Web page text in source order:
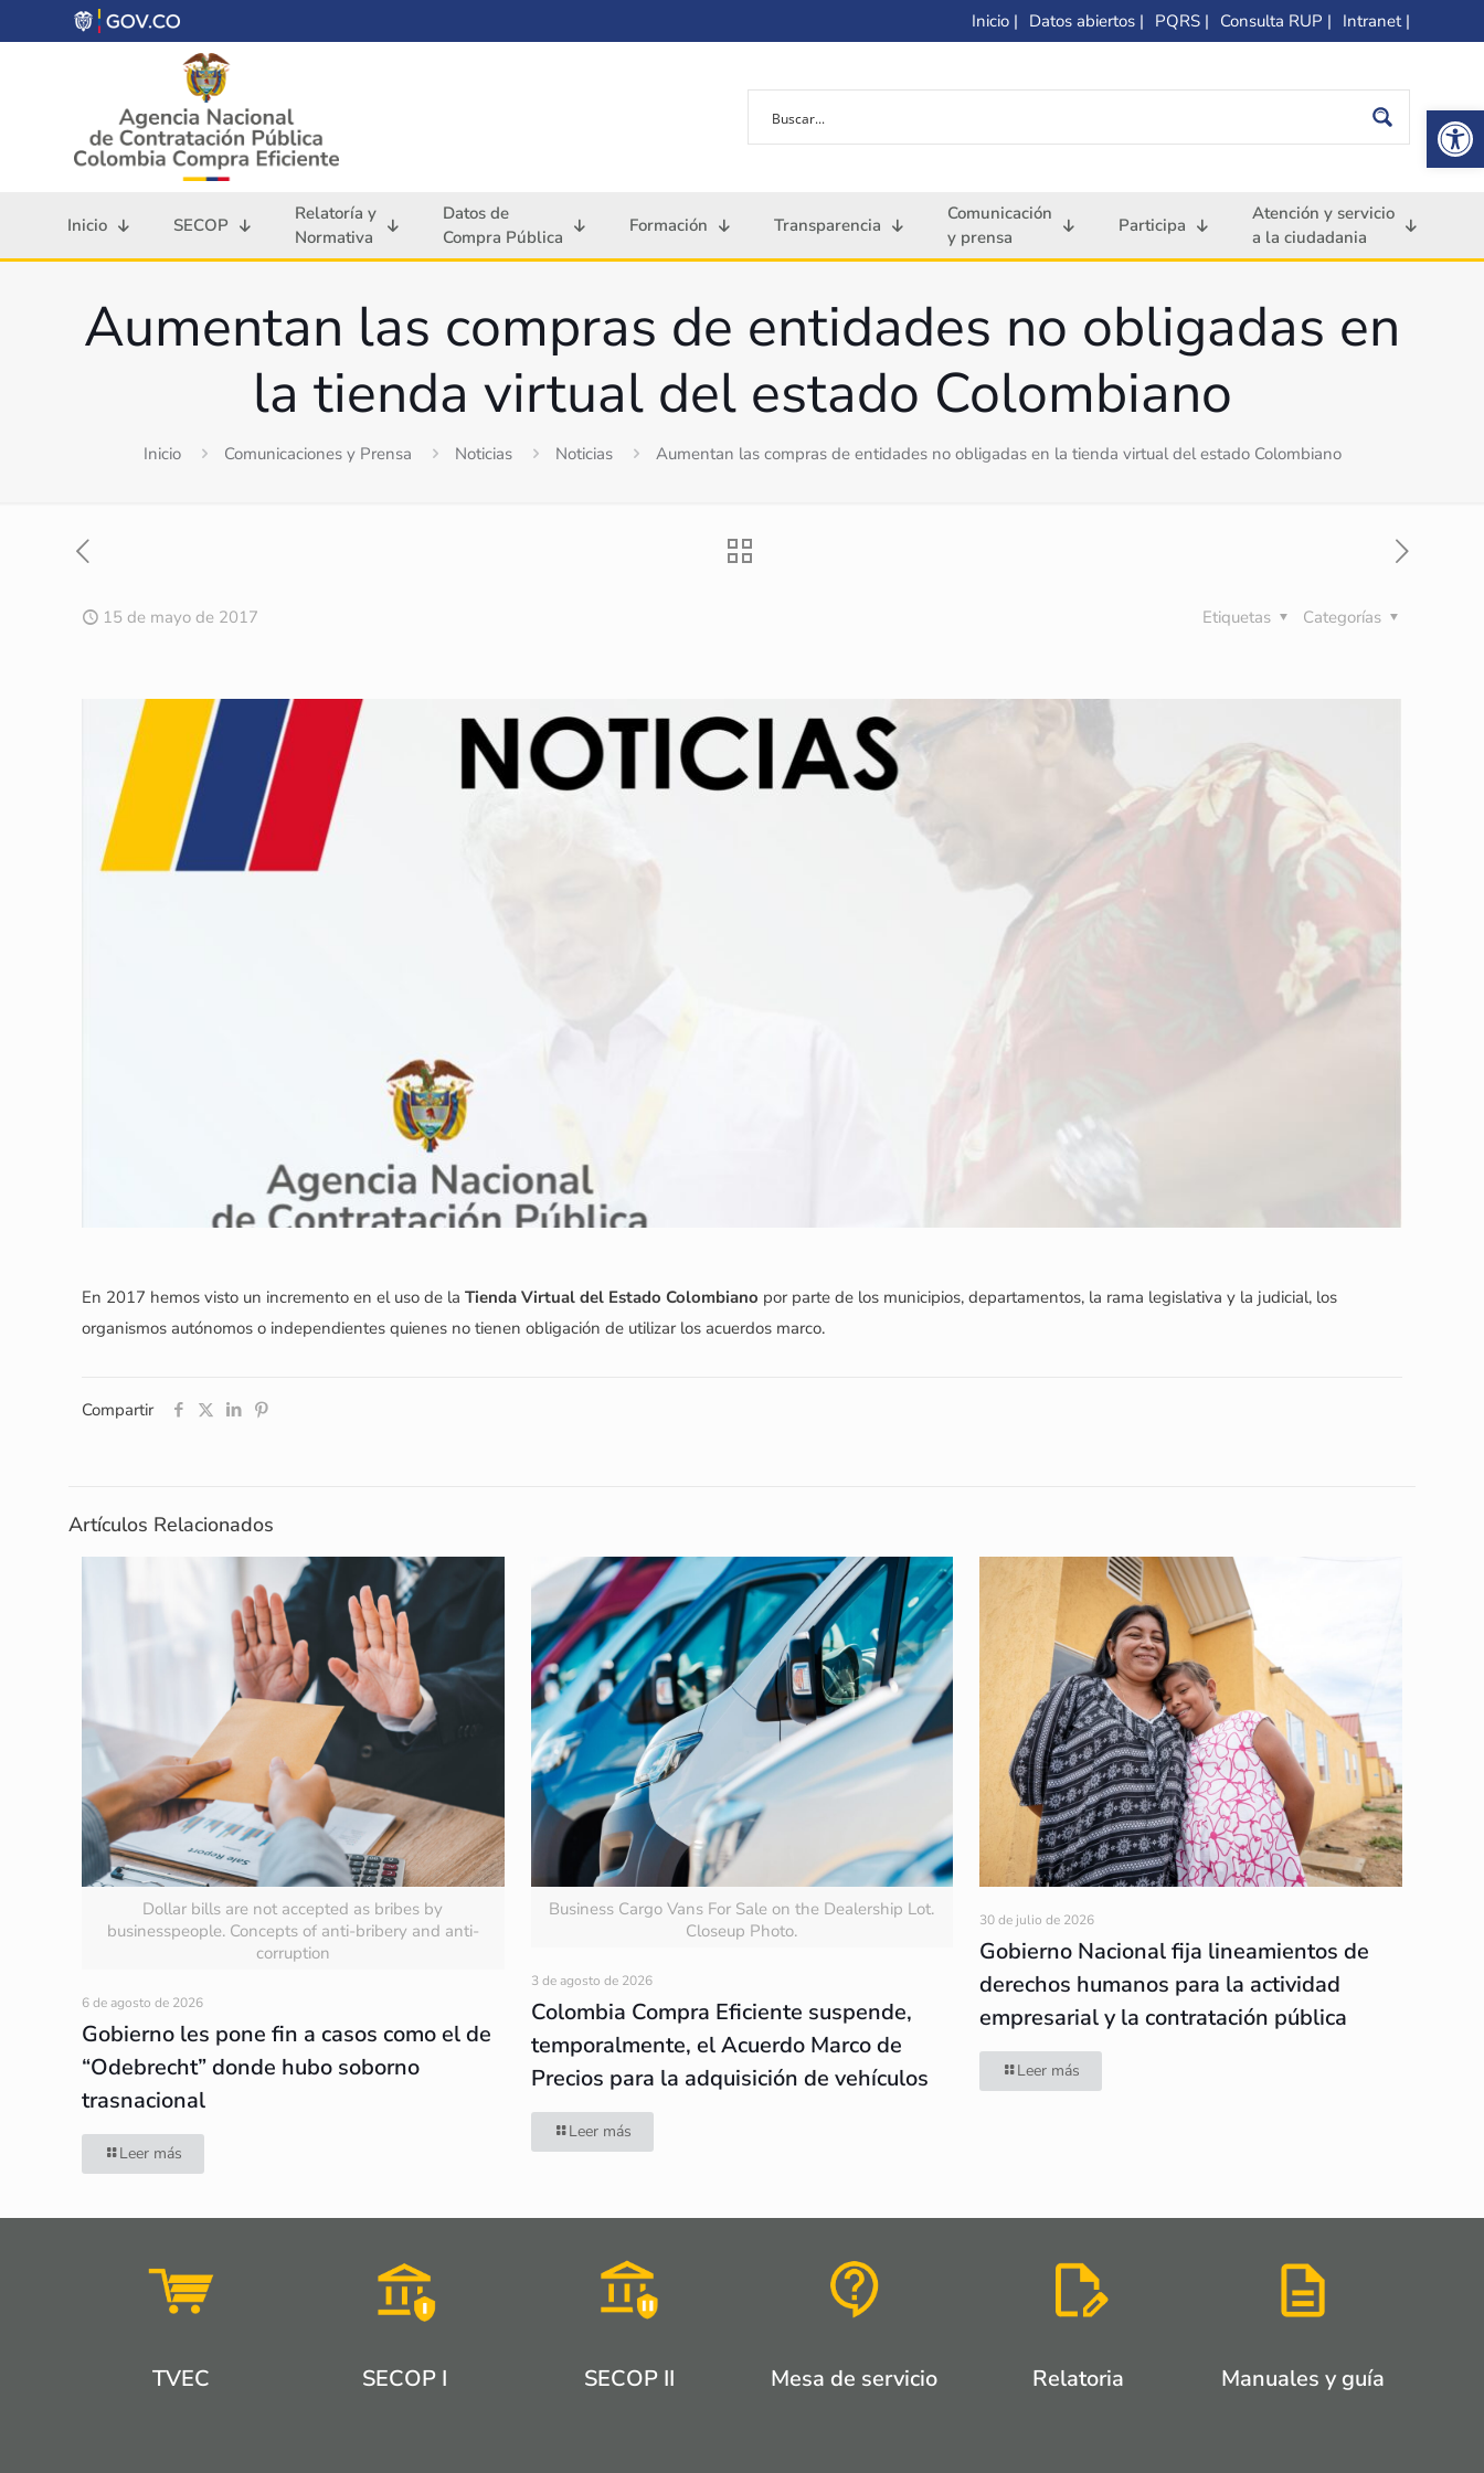
Inicio | Datos abiertos | PQRS | Consulta RUP | Intranet |
Inicio SECOP
Relatoría y
Normativa
Datos de
Compra Pública
Formación Transparencia
Comunicación
y prensa
Participa
Atención y servicio
a la ciudadania
Aumentan las compras de entidades no obligadas en
la tienda virtual del estado Colombiano
Inicio Comunicaciones y Prensa Noticias Noticias Aumentan las compras de entidades no obligadas en la tienda virtual del estado Colombiano
15 de mayo de 2017 Categorías
Etiquetas
En 2017 hemos visto un incremento en el uso de laTienda Virtual del Estado Colombiano por parte de los municipios, departamentos, la rama legislativa y la judicial, los
organismos autónomos o independientes quienes no tienen obligación de utilizar los acuerdos marco.
Compartir
Artículos Relacionados
Dollar bills are not accepted as bribes by
businesspeople. Concepts of anti-bribery and anti-
corruption
6 de agosto de 2026
Gobierno les pone fin a casos como el de
“Odebrecht” donde hubo soborno
trasnacional
Leer más
Business Cargo Vans For Sale on the Dealership Lot.
Closeup Photo.
3 de agosto de 2026
Colombia Compra Eficiente suspende,
temporalmente, el Acuerdo Marco de
Precios para la adquisición de vehículos
Leer más
30 de julio de 2026
Gobierno Nacional fija lineamientos de
derechos humanos para la actividad
empresarial y la contratación pública
Leer más
TVEC SECOP I SECOP II Mesa de servicio Relatoria Manuales y guía